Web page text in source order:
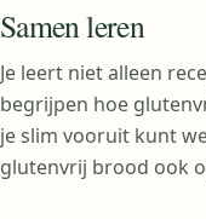
Samen leren
Je leert niet alleen
begrijpen hoe
je slim vooruit kunt
glutenvrij brood ook